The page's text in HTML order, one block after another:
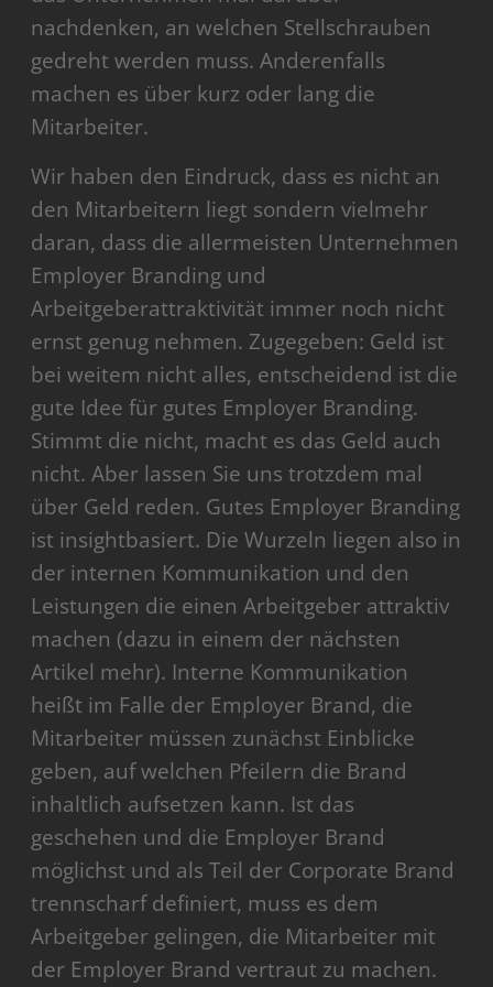
nachdenken, an welchen Stellschrauben
gedreht werden muss. Anderenfalls
machen es über kurz oder lang die
Mitarbeiter.
Wir haben den Eindruck, dass es nicht an
den Mitarbeitern liegt sondern vielmehr
daran, dass die allermeisten Unternehmen
Employer Branding und
Arbeitgeberattraktivität immer noch nicht
ernst genug nehmen. Zugegeben: Geld ist
bei weitem nicht alles, entscheidend ist die
gute Idee für gutes Employer Branding.
Stimmt die nicht, macht es das Geld auch
nicht. Aber lassen Sie uns trotzdem mal
über Geld reden. Gutes Employer Branding
ist insightbasiert. Die Wurzeln liegen also in
der internen Kommunikation und den
Leistungen die einen Arbeitgeber attraktiv
machen (dazu in einem der nächsten
Artikel mehr). Interne Kommunikation
heißt im Falle der Employer Brand, die
Mitarbeiter müssen zunächst Einblicke
geben, auf welchen Pfeilern die Brand
inhaltlich aufsetzen kann. Ist das
geschehen und die Employer Brand
möglichst und als Teil der Corporate Brand
trennscharf definiert, muss es dem
Arbeitgeber gelingen, die Mitarbeiter mit
der Employer Brand vertraut zu machen.